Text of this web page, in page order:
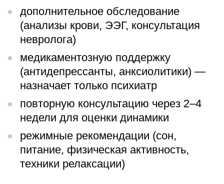
дополнительное обследование
(анализы крови, ЭЭГ, консультация
невролога)
медикаментозную поддержку
(антидепрессанты, анксиолитики) —
назначает только психиатр
повторную консультацию через 2–4
недели для оценки динамики
режимные рекомендации (сон,
питание, физическая активность,
техники релаксации)